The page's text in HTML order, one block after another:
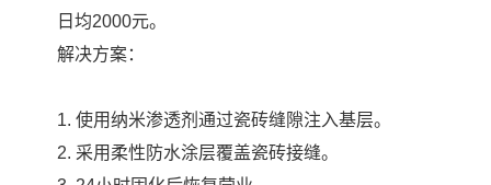
日均2000元。
解决方案：
1. 使用纳米渗透剂通过瓷砖缝隙注入基层。
2. 采用柔性防水涂层覆盖瓷砖接缝。